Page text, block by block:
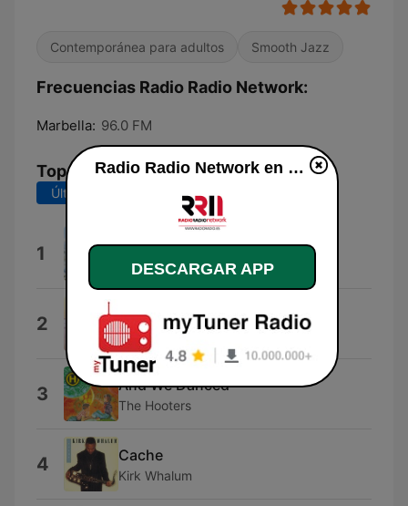
Contemporánea para adultos Smooth Jazz
Frecuencias Radio Radio Network:
Marbella: 96.0 FM
Top Canciones
Últimos 7 días Últimos 30 días
1 De couleurs vives
ZAZ
2 Jardín de Rosas
Duncan Dhu
3 And We Danced
The Hooters
4 Cache
Kirk Whalum
Radio Radio Network en vivo
DESCARGAR APP